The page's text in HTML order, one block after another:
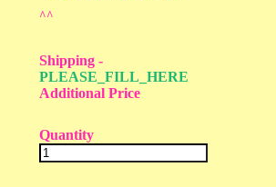
^^
Shipping -
PLEASE_FILL_HERE
Additional Price
Quantity